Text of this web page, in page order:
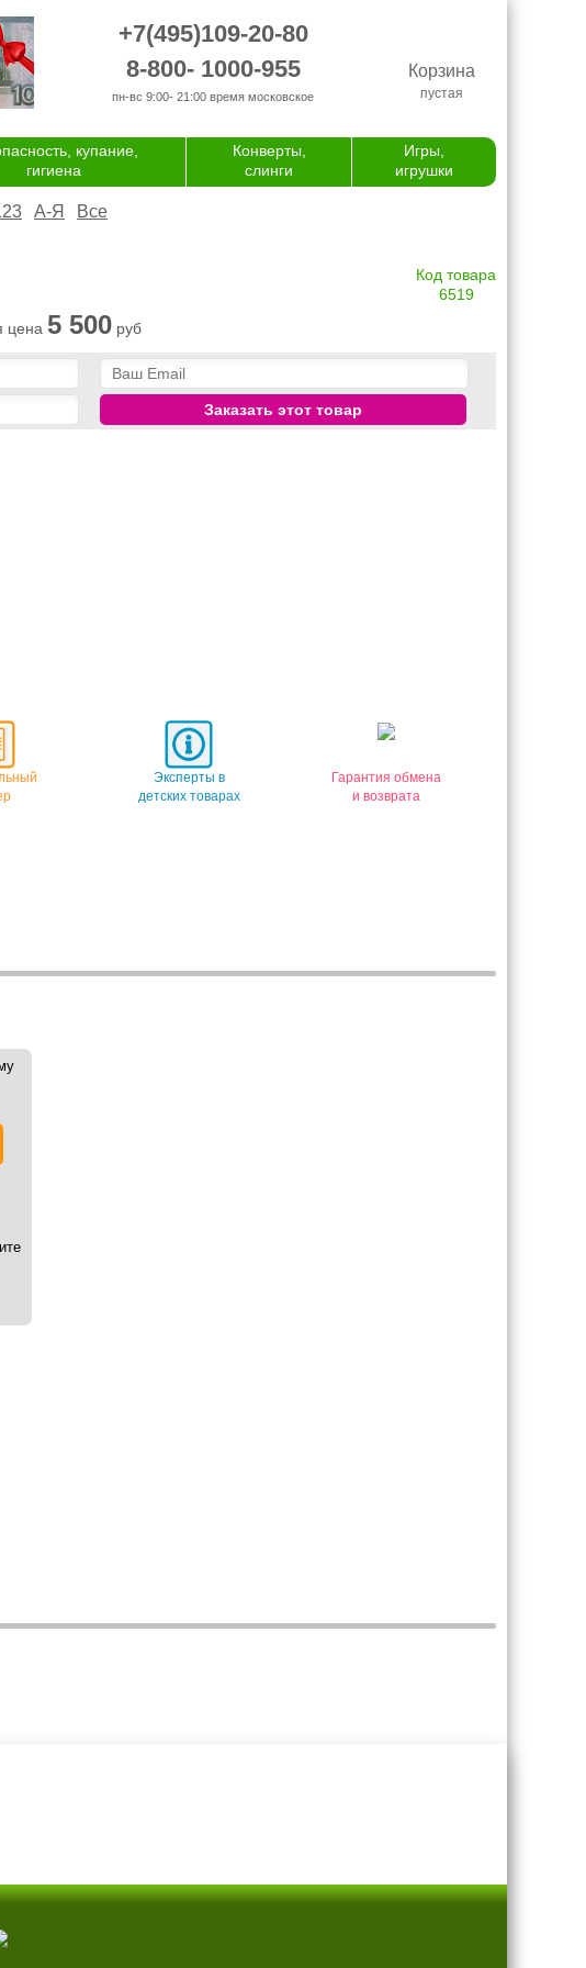
+7(495)109-20-80
8-800- 1000-955
пн-вс 9:00- 21:00 время московское
Корзина
пустая
купание,
гигиена
Конверты,
слинги
Игры,
игрушки
А-Я Все
Код товара
6519
цена 5 500 руб
Заказать этот товар
Эксперты в
детских товарах
Гарантия обмена
и возврата